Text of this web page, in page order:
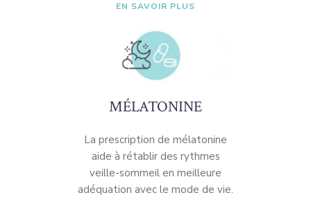
EN SAVOIR PLUS
MÉLATONINE
La prescription de mélatonine
aide à rétablir des rythmes
veille-sommeil en meilleure
adéquation avec le mode de vie.